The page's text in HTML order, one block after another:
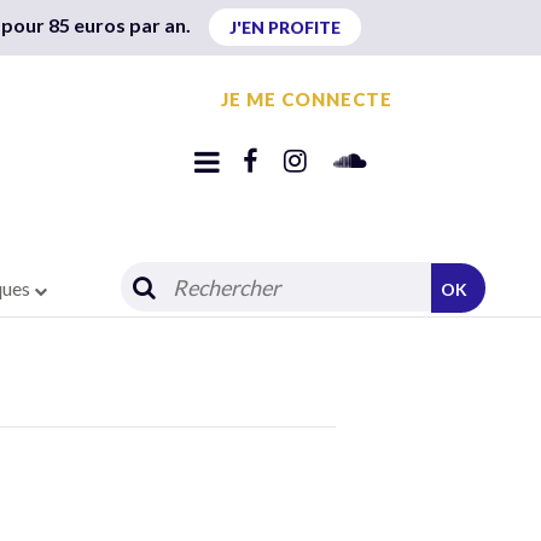
85 euros par an. J'EN PROFITE
JE ME CONNECTE
OK